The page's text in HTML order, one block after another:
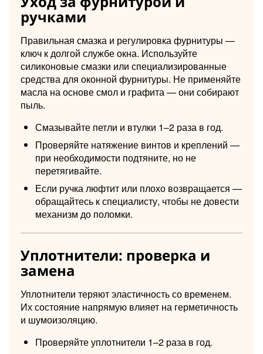
ручками
Правильная смазка и регулировка фурнитуры —
ключ к долгой службе окна. Используйте
силиконовые смазки или специализированные
средства для оконной фурнитуры. Не применяйте
масла на основе смол и графита — они собирают
пыль.
Смазывайте петли и втулки 1–2 раза в год.
Проверяйте натяжение винтов и креплений —
при необходимости подтяните, но не
перетягивайте.
Если ручка люфтит или плохо возвращается —
обращайтесь к специалисту, чтобы не довести
механизм до поломки.
Уплотнители: проверка и
замена
Уплотнители теряют эластичность со временем.
Их состояние напрямую влияет на герметичность
и шумоизоляцию.
Проверяйте уплотнители 1–2 раза в год.